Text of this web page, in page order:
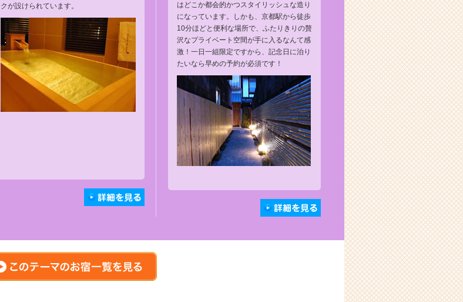
クが設けられています。
はどこか都会的かつスタイリッシュな造り
になっています。しかも、京都駅から徒歩
10分ほどと便利な場所で、ふたりきりの贅
沢なプライベート空間が手に入るなんて感
激！一日一組限定ですから、記念日に泊り
たいなら早めの予約が必須です！